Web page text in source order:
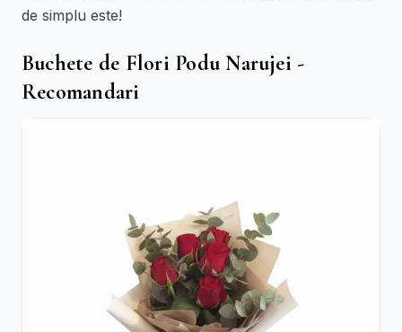
de simplu este!
Buchete de Flori Podu Narujei -
Recomandari